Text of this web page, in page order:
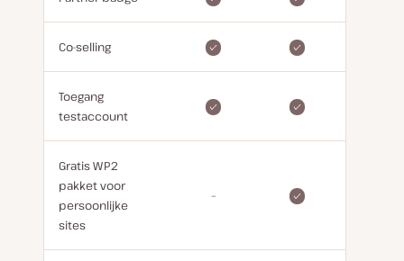
Co-selling
Toegang
testaccount
Gratis WP2
pakket voor
persoonlijke
sites
–